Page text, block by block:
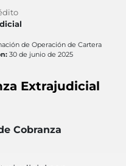
de Operación de Cartera
30 de junio de 2025
Extrajudicial
Cobranza